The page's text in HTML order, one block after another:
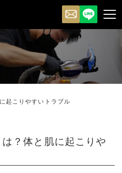
起こりやすいトラブル
？体と肌に起こりや